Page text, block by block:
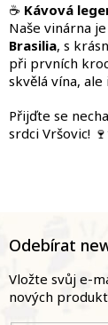
☕ Kávová
Naše vinárna
Brasilia, s
při prvních
skvělá vína, ale
Přijďte se
srdci Vršovic!
a
Odebírat
Vložte svůj e-
nových